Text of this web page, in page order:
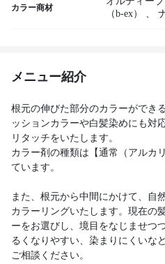
カラー商材
（b-ex）
、
メニュー紹介
根元の伸びた部分のカラーができ
ッションカラーや白髪染めにも対
リタッチをいたします。
カラー剤の種類は【通常（アルカ
ています。
また、根元から中間にかけて、自
カラーリングいたします。現在の
ーをお選びし、境目をなじませつ
るくなりやすい、染まりにくいな
ご相談ください。